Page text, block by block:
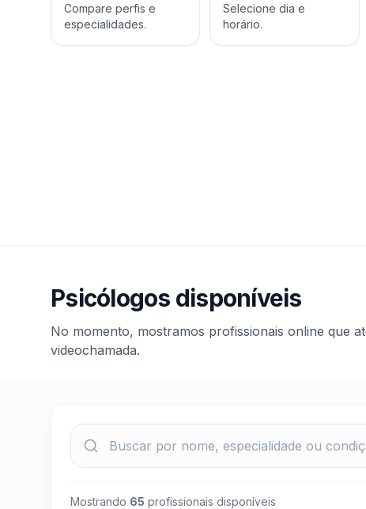
Compare perfis e
especialidades.
Selecione dia e
horário.
Psicólogos disponíveis
No momento, mostramos profissionais online que
videochamada.
Mostrando 65 profissionais disponíveis